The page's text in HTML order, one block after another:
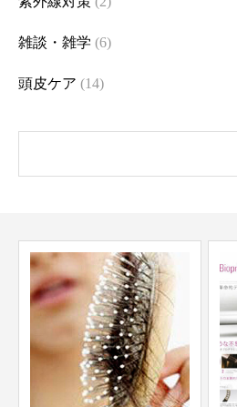
雑談・雑学 (6)
頭皮ケア (14)